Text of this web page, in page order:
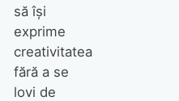
să își
exprime
creativitatea
fără a se
lovi de